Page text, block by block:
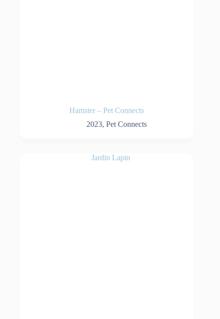
Hamster – Pet Connects
2023, Pet Connects